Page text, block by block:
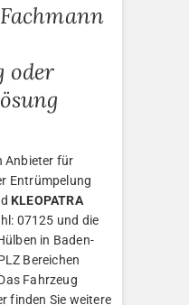
oder
Anbieter für
Entrümpelung
KLEOPATRA
07125 und die
in Baden-
Bereichen
Fahrzeug
finden Sie weitere